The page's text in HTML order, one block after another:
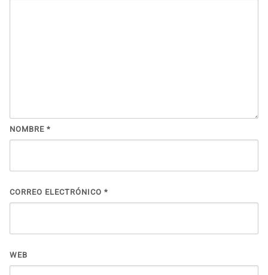
NOMBRE *
CORREO ELECTRÓNICO *
WEB